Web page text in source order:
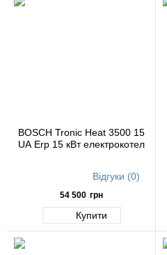
BOSCH Tronic Heat 3500 15
UA Erp 15 кВт електрокотел
Відгуки (0)
54 500 грн
Купити